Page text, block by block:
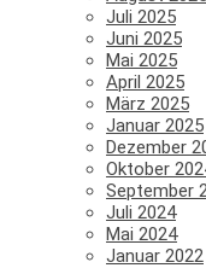
Juli 2025
Juni 2025
Mai 2025
April 2025
März 2025
Januar 2025
Dezember
Oktober
September
Juli 2024
Mai 2024
Januar 2022